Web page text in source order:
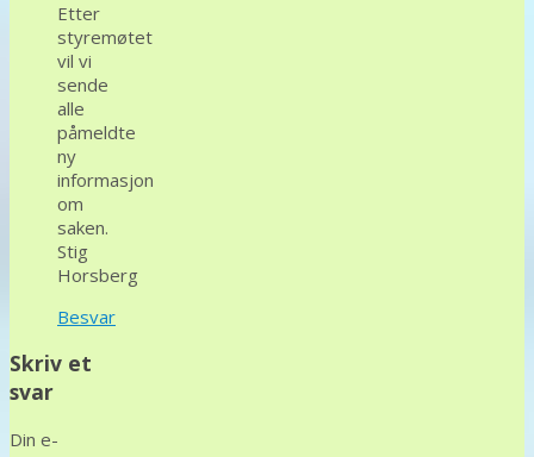
Etter
styremøtet
vil vi
sende
alle
påmeldte
ny
informasjon
om
saken.
Stig
Horsberg
Besvar
Skriv et
svar
Din e-